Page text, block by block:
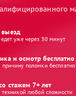
уже через 30 минут
и осмотр бесплатно
поломки бесплатно
стажем 7+ лет
техникой любой сложности